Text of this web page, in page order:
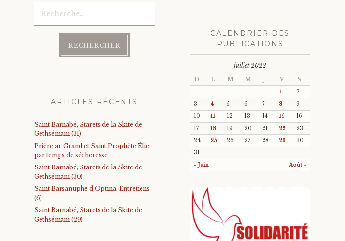
Rechercher :
ARTICLES RÉCENTS
Saint Barnabé, Starets de la Skite de
Gethsémani (31)
Prière au Grand et Saint Prophète Élie
par temps de sécheresse
Saint Barnabé, Starets de la Skite de
Gethsémani (30)
Saint Barsanuphe d’Optina. Entretiens
(6)
Saint Barnabé, Starets de la Skite de
Gethsémani (29)
CALENDRIER DES
PUBLICATIONS
juillet 2022
D L M M J V S
« Juin Août »
1
2
3
4 5 6 7 8
9
10
11 12 13 14 15
16
17
18 19 20 21 22
23
24
25 26 27 28 29
30
31